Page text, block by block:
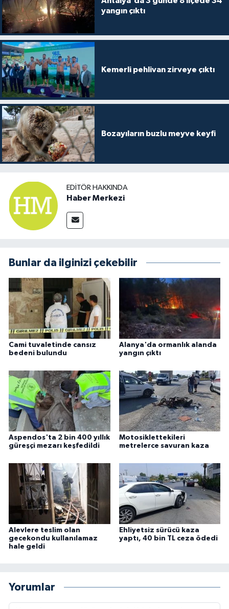
yangın çıktı
Kemerli pehlivan zirveye çıktı
Bozayıların buzlu meyve keyfi
EDITÖR HAKKINDA
Haber Merkezi
Bunlar da ilginizi çekebilir
Cami tuvaletinde cansız
bedeni bulundu
Alanya'da ormanlık alanda
yangın çıktı
Aspendos'ta 2 bin 400 yıllık
güreşçi mezarı keşfedildi
Motosiklettekileri
metrelerce savuran kaza
Alevlere teslim olan
gecekondu kullanılamaz
hale geldi
Ehliyetsiz sürücü kaza
yaptı, 40 bin TL ceza ödedi
Yorumlar